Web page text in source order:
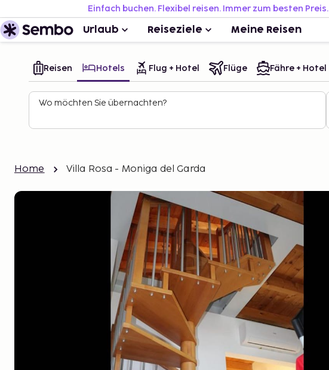
Einfach buchen. Flexibel reisen. Immer zum besten Preis.
Urlaub Reiseziele Meine Reisen
Reisen Hotels Flug + Hotel Flüge Fähre + Hotel
Wo möchten Sie übernachten?
Home Villa Rosa - Moniga del Garda